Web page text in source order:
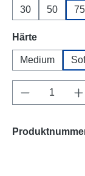
30 50 75
Härteauswählen
Medium
Produkt